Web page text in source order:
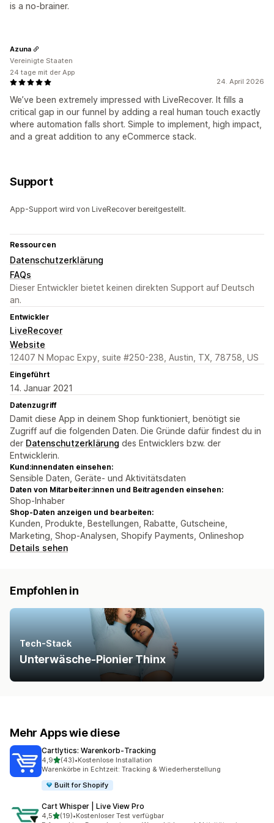
is a no-brainer.
24. April 2026
We’ve been extremely impressed with LiveRecover. It fills a
critical gap in our funnel by adding a real human touch exactly
where automation falls short. Simple to implement, high impact,
and a great addition to any eCommerce stack.
Azuna
Vereinigte Staaten
24 tage mit der App
Support
App-Support wird von LiveRecover bereitgestellt.
Ressourcen
Datenschutzerklärung
FAQs
Dieser Entwickler bietet keinen direkten Support auf Deutsch
an.
Entwickler
LiveRecover
Website
12407 N Mopac Expy, suite #250-238, Austin, TX, 78758, US
Eingeführt
14. Januar 2021
Datenzugriff
Damit diese App in deinem Shop funktioniert, benötigt sie
Zugriff auf die folgenden Daten. Die Gründe dafür findest du in
der Datenschutzerklärung des Entwicklers bzw. der
Entwicklerin.
Kund:innendaten einsehen:
Sensible Daten, Geräte- und Aktivitätsdaten
Daten von Mitarbeiter:innen und Beitragenden einsehen:
Shop-Inhaber
Shop-Daten anzeigen und bearbeiten:
Kunden, Produkte, Bestellungen, Rabatte, Gutscheine,
Marketing, Shop-Analysen, Shopify Payments, Onlineshop
Details sehen
Empfohlen in
Tech-Stack
Unterwäsche-Pionier Thinx
Mehr Apps wie diese
Cartlytics: Warenkorb‑Tracking
4,9von 5 Sternen
(43)
43 Rezensionen insgesamt
•Kostenlose Installation
Warenkörbe in Echtzeit: Tracking & Wiederherstellung
Built for Shopify
Cart Whisper | Live View Pro
4,5von 5 Sternen
(19)
19 Rezensionen insgesamt
•Kostenloser Test verfügbar